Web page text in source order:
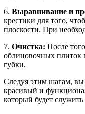
6. Выравнивание и
крестики для того,
плоскости. При
7. Очистка: После
облицовочных
губки.
Следуя этим шагам, вы
красивый и
который будет